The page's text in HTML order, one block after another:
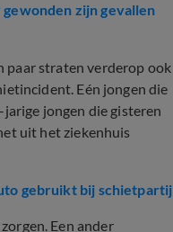
zijn gevallen
paar straten verderop ook
Eén jongen die
jongen die gisteren
uit het ziekenhuis
gebruikt bij schietpartij
Een ander